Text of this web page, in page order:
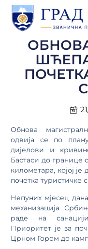
Обнова
одвија се по
дијелови и
Бастаси до границе
километара, којој
почетка туристичке
Непуних мјесец
механизација
раде на
Приоритет је за
Црном Гором до